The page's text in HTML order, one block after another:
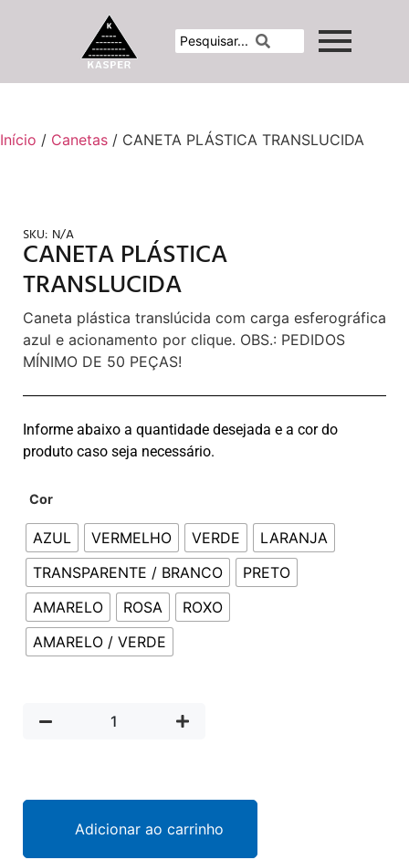
Início / Canetas / CANETA PLÁSTICA TRANSLUCIDA
SKU: N/A
CANETA PLÁSTICA
TRANSLUCIDA
Caneta plástica translúcida com carga esferográfica
azul e acionamento por clique. OBS.: PEDIDOS
MÍNIMO DE 50 PEÇAS!
Informe abaixo a quantidade desejada e a cor do
produto caso seja necessário.
Cor
AZUL VERMELHO VERDE
LARANJA
TRANSPARENTE / BRANCO
PRETO
AMARELO
ROSA
ROXO
AMARELO / VERDE
Adicionar ao carrinho